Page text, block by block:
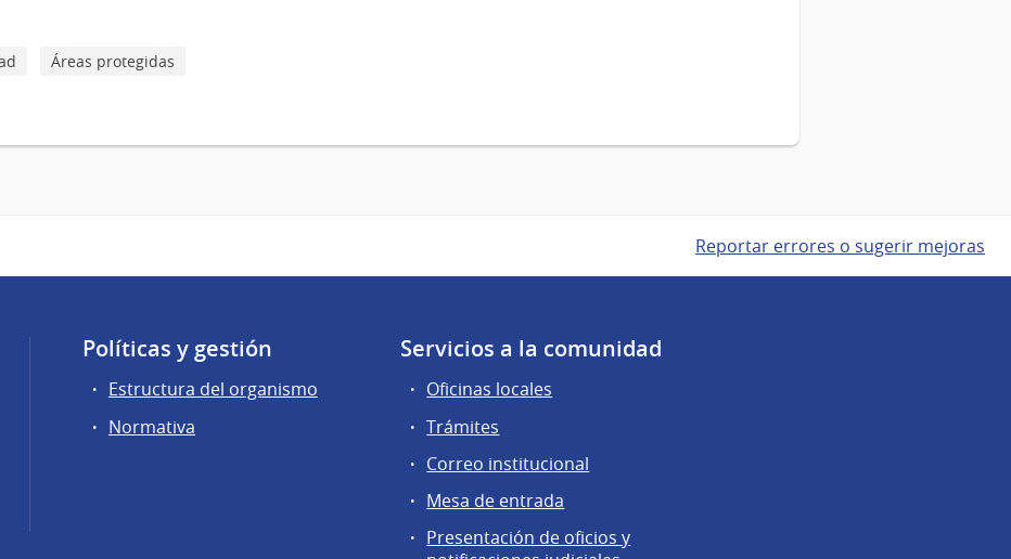
Áreas protegidas
Reportar errores o sugerir mejoras
Políticas y gestión
Estructura del organismo
Normativa
Servicios a la comunidad
Oficinas locales
Trámites
Correo institucional
Mesa de entrada
Presentación de oficios y